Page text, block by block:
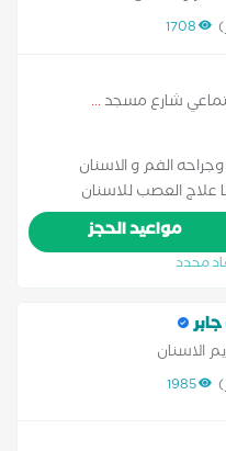
1708
شارع مسجد...
طب وجراحه الفم و الاسنان
علاج العصب للاسنان
او حفر وعلاج الاسنان
مواعيد الحجز
محدد
الاسنان
1985